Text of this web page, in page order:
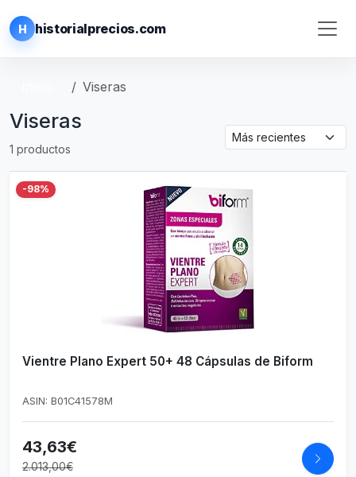
H historialprecios.com
Viseras
Viseras
1 productos
-98%
Vientre Plano Expert 50+ 48 Cápsulas de Biform
ASIN: B01C41578M
43,63€
2.013,00€